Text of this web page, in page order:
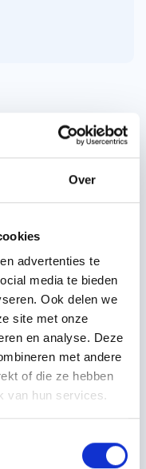
Over
advertenties te
media te bieden
Ook delen we
site met onze
en analyse. Deze
met andere
of die ze hebben
van hun services.
Technisch handboek
mm
mm
mm
roof SW Light plus